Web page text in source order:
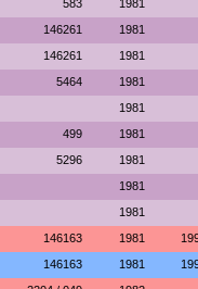
583 1981
146261 1981
146261 1981
5464 1981
1981
499 1981
5296 1981
1981
1981
146163 1981
146163 1981